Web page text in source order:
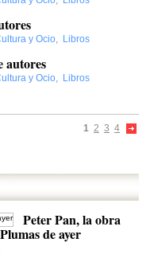
y Ocio, Libros
autores
y Ocio, Libros
1 2 3 4
Peter Pan, la obra
de ayer